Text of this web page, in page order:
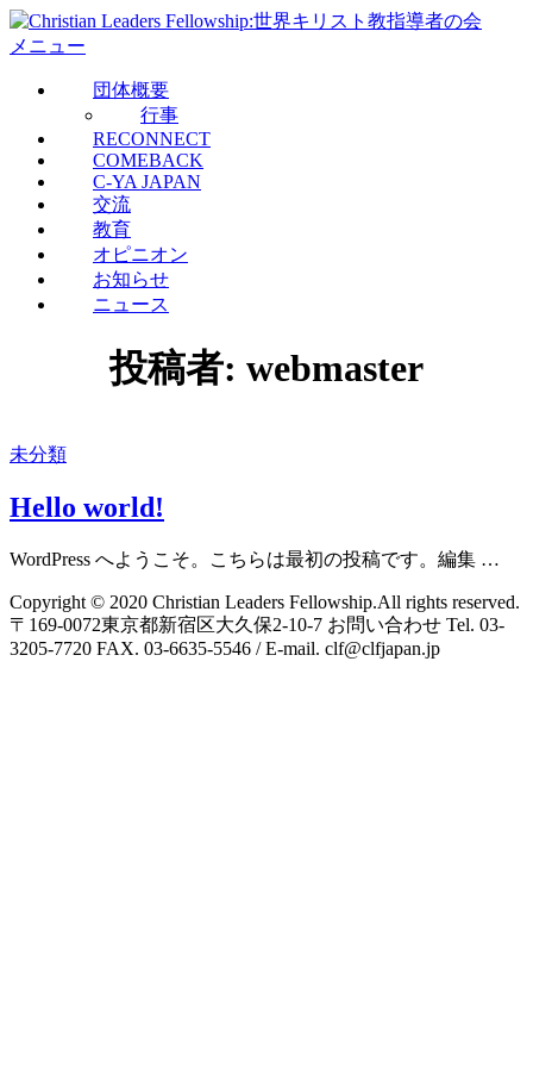
コ
ン
メニュー
団体概要
行事
RECONNECT
COMEBACK
C-YA JAPAN
交流
教育
オピニオン
お知らせ
ニュース
投稿者: webmaster
未分類
Hello world!
WordPress へようこそ。こちらは最初の投稿です。編集 …
Copyright © 2020 Christian Leaders Fellowship.All rights reserved.
〒169-0072東京都新宿区大久保2-10-7 お問い合わせ Tel. 03-
3205-7720 FAX. 03-6635-5546 / E-mail. clf@clfjapan.jp